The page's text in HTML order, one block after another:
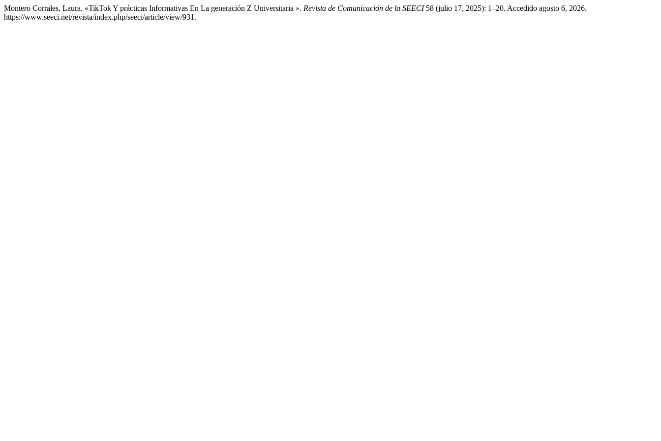
Montero Corrales, Laura. «TikTok Y prácticas Informativas En La generación Z Universitaria ». Revista de Comunicación de la SEECI58 (julio 17, 2025): 1–20. Accedido agosto 6, 2026.
https://www.seeci.net/revista/index.php/seeci/article/view/931.